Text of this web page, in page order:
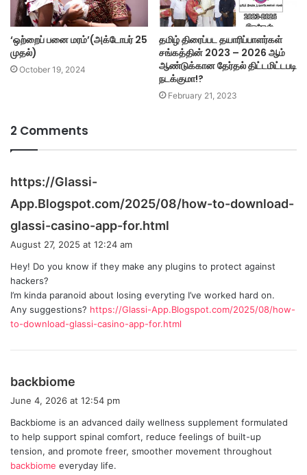
‘ஒற்றைப் பனை மரம்’(அக்டோபர் 25
முதல்)
October 19, 2024
தமிழ் திரைப்பட தயாரிப்பாளர்கள்
சங்கத்தின் 2023 – 2026 ஆம்
ஆண்டுக்கான தேர்தல் திட்டமிட்டபடி
நடக்குமா!?
February 21, 2023
2 Comments
https://Glassi-
App.Blogspot.com/2025/08/how-to-download-
glassi-casino-app-for.html
s
August 27, 2025 at 12:24 am
Hey! Do you know if they make any plugins to protect against
hackers?
I’m kinda paranoid about losing everyting I’ve worked hard on.
Any suggestions? https://Glassi-App.Blogspot.com/2025/08/how-
to-download-glassi-casino-app-for.html
backbiome
s
:
June 4, 2026 at 12:54 pm
Backbiome is an advanced daily wellness supplement formulated
to help support spinal comfort, reduce feelings of built-up
tension, and promote freer, smoother movement throughout
backbiome everyday life.